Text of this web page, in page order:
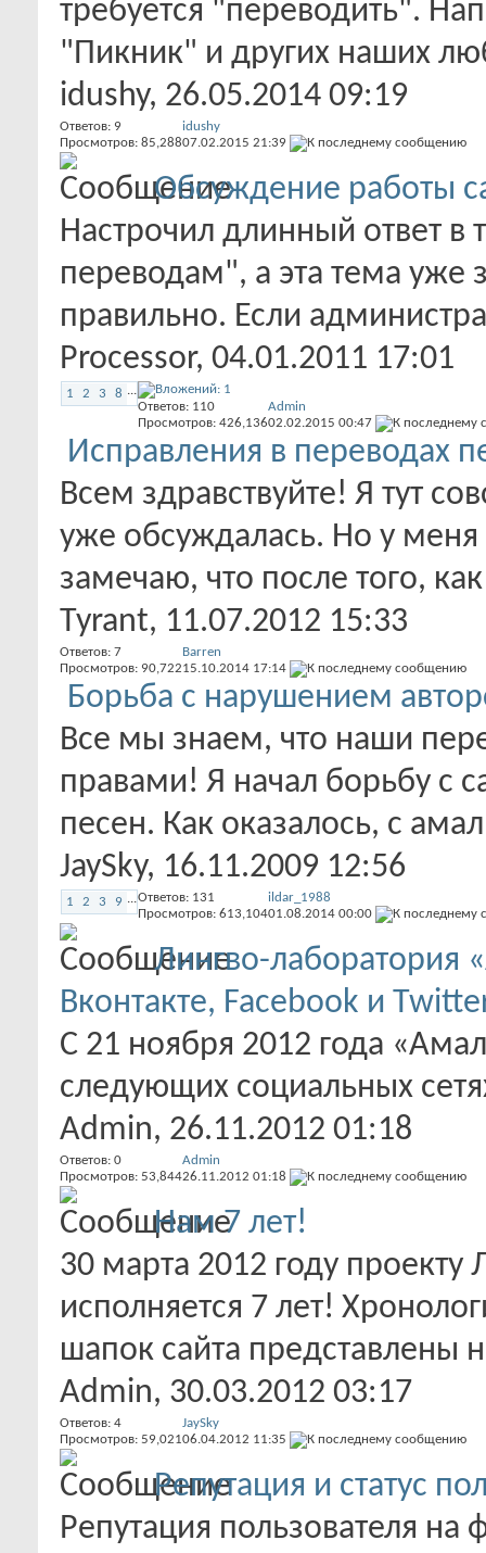
требуется "переводить".
"Пикник" и других наших
idushy, 26.05.2014 09:19
Ответов: 9
Просмотров: 85,288
idushy
07.02.2015 21:39
Обсуждение работы
Настрочил длинный ответ
переводам", а эта тема уже
правильно. Если
Processor, 04.01.2011 17:01
1 2 3 ...
8
Ответов: 110
Просмотров: 426,136
Admin
02.02.2015 00:47
Исправления в переводах
Всем здравствуйте! Я тут
уже обсуждалась. Но у
замечаю, что после того,
Tyrant, 11.07.2012 15:33
Ответов: 7
Просмотров: 90,722
Barren
15.10.2014 17:14
Борьба с нарушением
Все мы знаем, что наши
правами! Я начал борьбу с
песен. Как оказалось, с
JaySky, 16.11.2009 12:56
1 2 3 ...
9 Ответов: 131
Просмотров: 613,104
ildar_1988
01.08.2014 00:00
Лингво-лаборатория
Вконтакте, Facebook и
С 21 ноября 2012 года
следующих социальных
Admin, 26.11.2012 01:18
Ответов: 0
Просмотров: 53,844
Admin
26.11.2012 01:18
Нам 7 лет!
30 марта 2012 году
исполняется 7 лет!
шапок сайта представлены
Admin, 30.03.2012 03:17
Ответов: 4
Просмотров: 59,021
JaySky
06.04.2012 11:35
Репутация и статус
Репутация пользователя на